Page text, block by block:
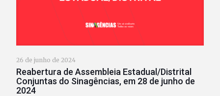
26 de junho de 2024
Reabertura de Assembleia Estadual/Distrital
Conjuntas do Sinagências, em 28 de junho de
2024